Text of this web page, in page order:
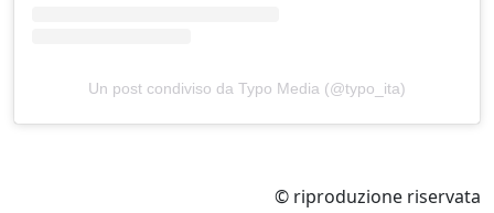
Un post condiviso da Typo Media (@typo_ita)
© riproduzione riservata